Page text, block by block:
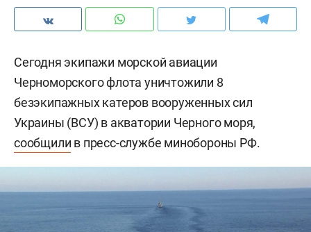
Сегодня экипажи морской авиации
Черноморского флота уничтожили 8
безэкипажных катеров вооруженных сил
Украины (ВСУ) в акватории Черного моря,
сообщили в пресс-службе минобороны РФ.